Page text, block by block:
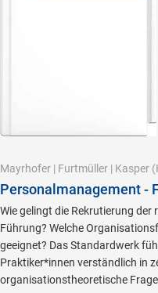
Mayrhofer | Furtmüller | Kasper
Personalmanagement -
Wie gelingt die Rekrutierung
Führung? Welche
geeignet? Das Standardwerk
Praktiker*innen verständlich in
organisationstheoretische